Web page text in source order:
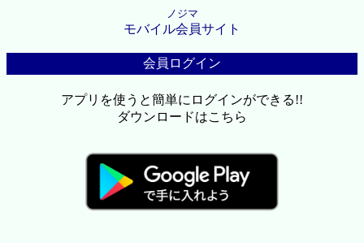
ノジマ
モバイル会員サイト
会員ログイン
アプリを使うと簡単にログインができる!!
ダウンロードはこちら